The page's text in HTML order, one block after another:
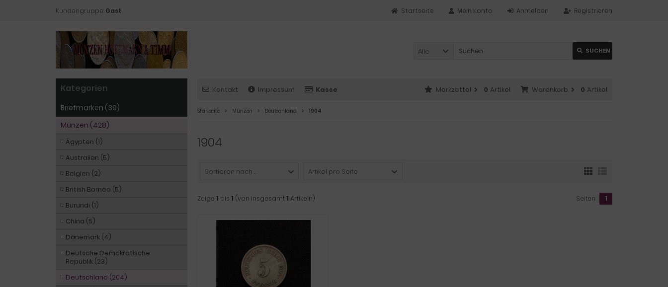
Kundengruppe: Gast Registrieren
Anmelden
Mein Konto
Startseite
Alle SUCHEN
Kontakt Impressum Kasse Warenkorb 0 Artikel
Merkzettel 0 Artikel
Startseite Münzen Deutschland 1904
1904
Sortieren nach ... Artikel pro Seite
Zeige 1 bis 1 (von insgesamt1 Artikeln) Seiten: 1
Kategorien
Briefmarken (39)
Münzen (428)
Ägypten (1)
Australien (5)
Belgien (2)
British Borneo (5)
Burundi (1)
China (5)
Dänemark (4)
Deutsche Demokratische
Republik (23)
Deutschland (204)